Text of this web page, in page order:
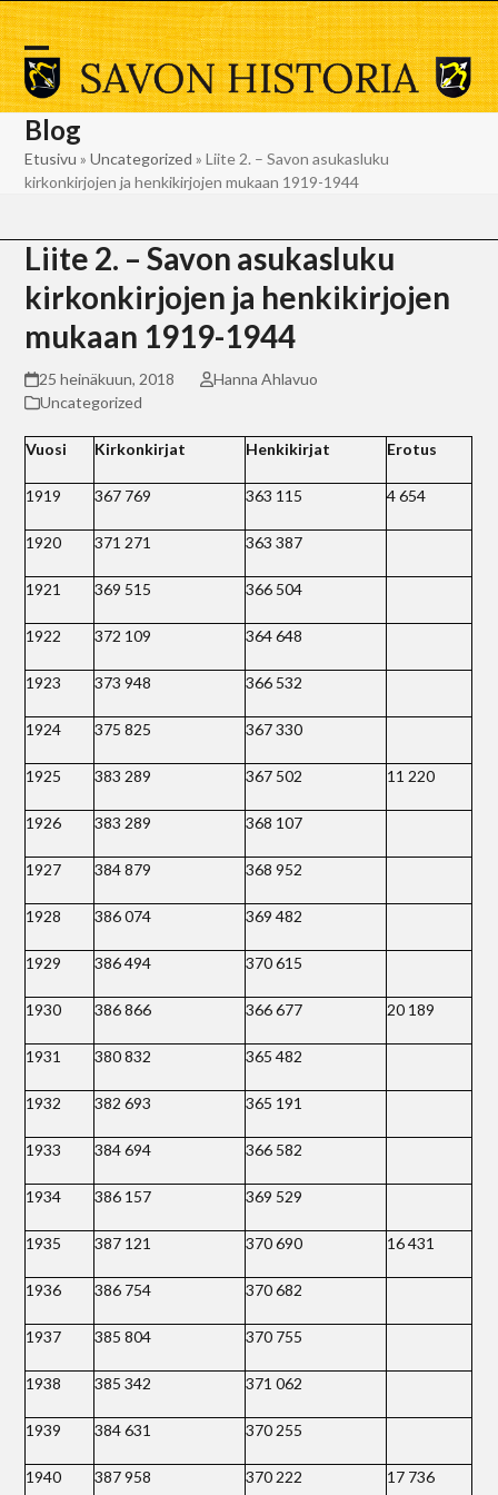
Skip
to
content
Open
mobile
menu
Close
mobile
menu
Blog
Etusivu »Uncategorized »Liite 2. – Savon asukasluku
kirkonkirjojen ja henkikirjojen mukaan 1919-1944
Liite 2. – Savon asukasluku
kirkonkirjojen ja henkikirjojen
mukaan 1919-1944
25 heinäkuun, 2018
Hanna Ahlavuo
Uncategorized
Vuosi Kirkonkirjat Henkikirjat Erotus
1919 367 769 363 115 4 654
1920 371 271 363 387
1921 369 515 366 504
1922 372 109 364 648
1923 373 948 366 532
1924 375 825 367 330
1925 383 289 367 502 11 220
1926 383 289 368 107
1927 384 879 368 952
1928 386 074 369 482
1929 386 494 370 615
1930 386 866 366 677 20 189
1931 380 832 365 482
1932 382 693 365 191
1933 384 694 366 582
1934 386 157 369 529
1935 387 121 370 690 16 431
1936 386 754 370 682
1937 385 804 370 755
1938 385 342 371 062
1939 384 631 370 255
1940 387 958 370 222 17 736